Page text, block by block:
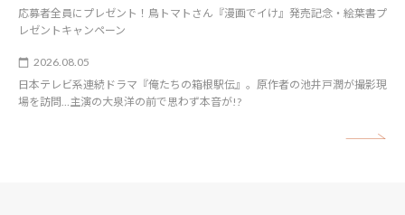
応募者全員にプレゼント！鳥トマトさん『漫画でイけ』発売記念・絵葉書プ
レゼントキャンペーン
2026.08.05
日本テレビ系連続ドラマ『俺たちの箱根駅伝』。原作者の池井戸潤が撮影現
場を訪問…主演の大泉洋の前で思わず本音が!?